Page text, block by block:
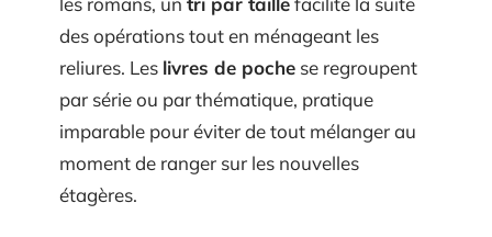
des opérations tout en ménageant les
reliures. Les livres de poche se regroupent
par série ou par thématique, pratique
imparable pour éviter de tout mélanger au
moment de ranger sur les nouvelles
étagères.